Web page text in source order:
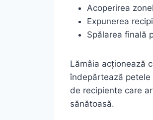
Acoperirea
Expunerea
Spălarea finală
Lămâia acționează
îndepărtează
de recipiente care
sănătoasă.